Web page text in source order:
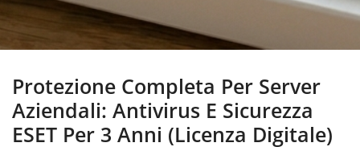
Protezione Completa Per Server
Aziendali: Antivirus E Sicurezza
ESET Per 3 Anni (Licenza Digitale)